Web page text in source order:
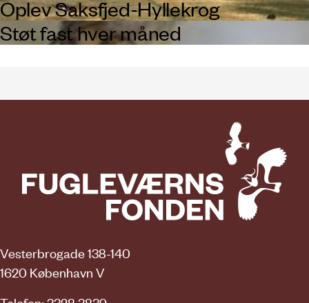
Oplev Saksfjed-Hyllekrog
Støt fast hver måned
Vesterbrogade 138-140
1620 København V